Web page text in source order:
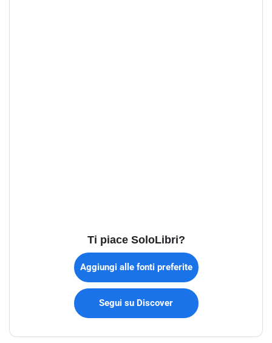
Ti piace SoloLibri?
Aggiungi alle fonti preferite
Segui su Discover